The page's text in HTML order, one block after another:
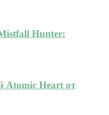
Hunter:
Atomic Heart от